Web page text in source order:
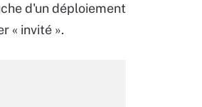
d'un déploiement
« invité ».